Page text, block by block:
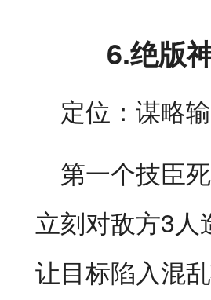
6.绝版
定位：谋略
第一个技臣
立刻对敌方3
让目标陷入混